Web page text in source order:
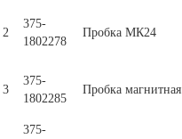
2
375-
1802278
Пробка МК24
3
375-
1802285
Пробка магнитная
375-